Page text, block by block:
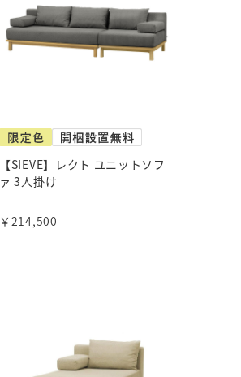
【SIEVE】レクト ユニットソフ
ァ 3人掛け
￥214,500